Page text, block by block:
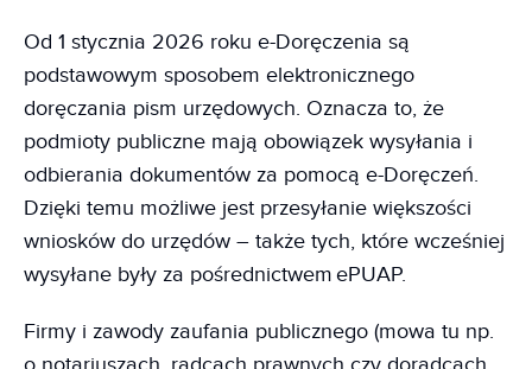
Od 1 stycznia 2026 roku e-Doręczenia są
podstawowym sposobem elektronicznego
doręczania pism urzędowych. Oznacza to, że
podmioty publiczne mają obowiązek wysyłania i
odbierania dokumentów za pomocą e-Doręczeń.
Dzięki temu możliwe jest przesyłanie większości
wniosków do urzędów – także tych, które wcześniej
wysyłane były za pośrednictwem ePUAP.
Firmy i zawody zaufania publicznego (mowa tu np.